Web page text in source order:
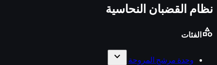
نظام القضبان النحاسية
categoryالفئات
وحدة مرشح المروحة expand_more